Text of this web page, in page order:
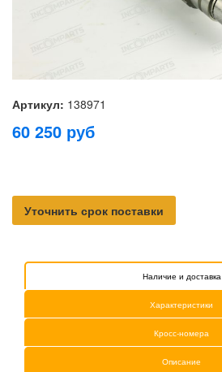
Артикул: 138971
60 250 руб
Уточнить срок поставки
Наличие и доставка
Характеристики
Кросс-номера
Описание